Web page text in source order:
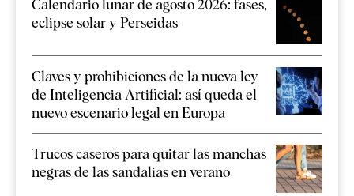
Calendario lunar de agosto 2026: fases,
eclipse solar y Perseidas
Claves y prohibiciones de la nueva ley
de Inteligencia Artificial: así queda el
nuevo escenario legal en Europa
Trucos caseros para quitar las manchas
negras de las sandalias en verano